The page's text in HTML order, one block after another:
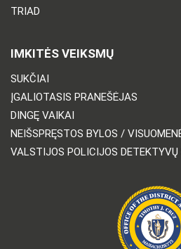
TRIAD
IMKITĖS VEIKSMŲ
SUKČIAI
ĮGALIOTASIS PRANEŠĖJAS
DINGĘ VAIKAI
NEIŠSPRĘSTOS BYLOS /
VALSTIJOS POLICIJOS DETEKTYVŲ